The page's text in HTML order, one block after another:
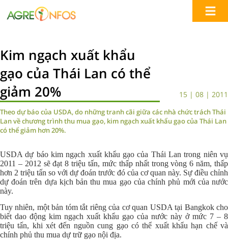
Kim ngạch xuất khẩu
gạo của Thái Lan có thể
giảm 20%
15 | 08 | 2011
Theo dự báo của USDA, do những tranh cãi giữa các nhà chức trách Thái
Lan về chương trình thu mua gạo, kim ngạch xuất khẩu gạo của Thái Lan
có thể giảm hơn 20%.
USDA dự báo kim ngạch xuất khẩu gạo của Thái Lan trong niên vụ
2011 – 2012 sẽ đạt 8 triệu tấn, mức thấp nhất trong vòng 6 năm, thấp
hơn 2 triệu tấn so với dự đoán trước đó của cơ quan này. Sự điều chỉnh
dự đoán trên dựa kịch bản thu mua gạo của chính phủ mới của nước
này.
Tuy nhiên, một bản tóm tắt riêng của cơ quan USDA tại Bangkok cho
biết dao động kim ngạch xuất khẩu gạo của nước này ở mức 7 – 8
triệu tấn, khi xét đến nguồn cung gạo có thể xuất khẩu hạn chế và
chính phủ thu mua dự trữ gạo nội địa.